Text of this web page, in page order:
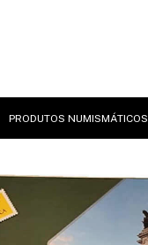
PRODUTOS NUMISMÁTICOS